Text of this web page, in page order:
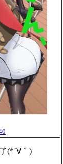
(*´∀｀)